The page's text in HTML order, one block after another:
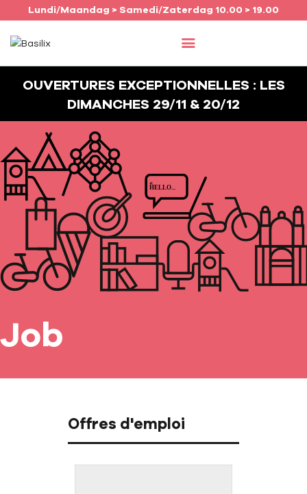
Lundi/Maandag > Samedi/Zaterdag 10.00 > 19.00
OUVERTURES EXCEPTIONNELLES : LES
DIMANCHES 29/11 & 20/12
Job
ACCUEIL
COMMERCES
JOB
INFO
FRANÇAIS
Offres d'emploi